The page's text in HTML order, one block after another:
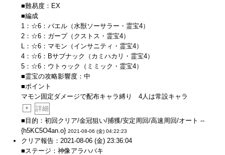
■難易度：EX
■編成
1：☆6：バエル（水獣ソーサラー・霊宝4）
2：☆6：ガープ（クストス・霊宝4）
L：☆6：マモン（インサニティ・霊宝4）
4：☆6：Bサブナック（カミハカリ・霊宝4）
5：☆6：ウトゥック（ミミック・霊宝4）
■霊宝の攻略影響度：中
■ポイント
マモン固定ダメージで配布キャラ縛り 4人は常設キャラ
+
詳細
■目的：初回クリア/金冠狙い/捕獲/安定周回/高速周回/オート --
{h5KC5O4an.o} 2021-08-06 (金) 04:22:23
クリア報告：2021-08-06 (金) 23:36:04
■ステージ：神像アラハバキ